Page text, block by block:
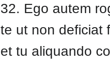
32. Ego autem
te ut non deficiat
et tu aliquando